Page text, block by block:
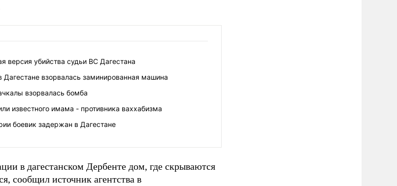
версия убийства судьи ВС Дагестана
взорвалась заминированная машина
взорвалась бомба
известного имама - противника ваххабизма
боевик задержан в Дагестане
в дагестанском Дербенте дом, где скрываются
сообщил источник агентства в